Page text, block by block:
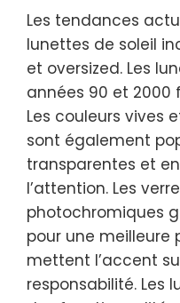
Les tendances
lunettes de soleil
et oversized. Les
années 90 et 2000
Les couleurs vives
sont également
transparentes et
l’attention. Les
photochromiques
pour une meilleure
mettent l’accent
responsabilité. Les